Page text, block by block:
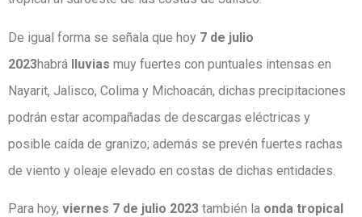
De igual forma se señala que hoy 7 de julio
2023habrá lluvias muy fuertes con puntuales intensas en
Nayarit, Jalisco, Colima y Michoacán, dichas precipitaciones
podrán estar acompañadas de descargas eléctricas y
posible caída de granizo; además se prevén fuertes rachas
de viento y oleaje elevado en costas de dichas entidades.
Para hoy, viernes 7 de julio 2023 también la onda tropical